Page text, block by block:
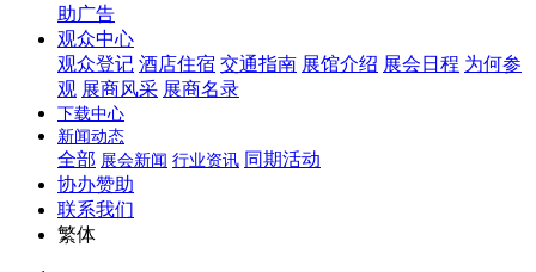
助广告
观众中心
观众登记 酒店住宿 交通指南 展馆介绍 展会日程 为何参
观 展商风采 展商名录
下载中心
新闻动态
全部 展会新闻 行业资讯 同期活动
协办赞助
联系我们
繁体